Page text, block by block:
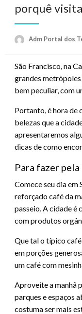
porquê
Adm Portal dos
São Francisco, na
grandes
bem peculiar, com
Portanto, é hora de
belezas que a
apresentaremos
dicas de como
Para fazer pela
Comece seu dia em
reforçado café da
passeio. A cidade é
com produtos
Que tal o típico
em porções
um café com
Aproveite a manhã
parques e espaços
costuma ser mais